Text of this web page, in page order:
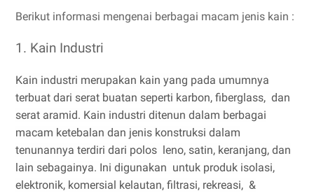
Berikut informasi mengenai berbagai macam jenis kain :
1. Kain Industri
Kain industri merupakan kain yang pada umumnya
terbuat dari serat buatan seperti karbon, fiberglass, dan
serat aramid. Kain industri ditenun dalam berbagai
macam ketebalan dan jenis konstruksi dalam
tenunannya terdiri dari polos
leno, satin, keranjang, dan
lain sebagainya. Ini digunakan untuk produk isolasi,
elektronik, komersial kelautan, filtrasi, rekreasi, &